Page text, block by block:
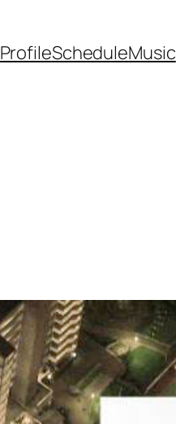
ProfileScheduleMusic